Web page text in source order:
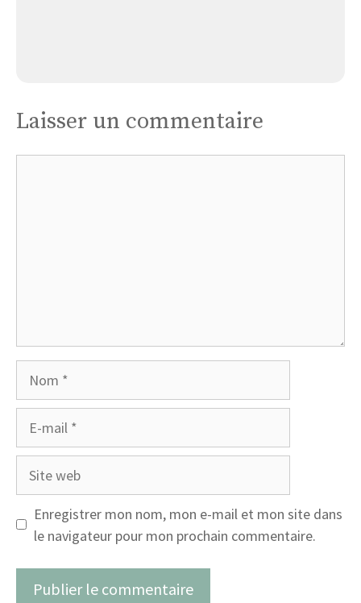
Laisser un commentaire
Site
Enregistrer mon nom, mon e-mail et mon site dans
le navigateur pour mon prochain commentaire.